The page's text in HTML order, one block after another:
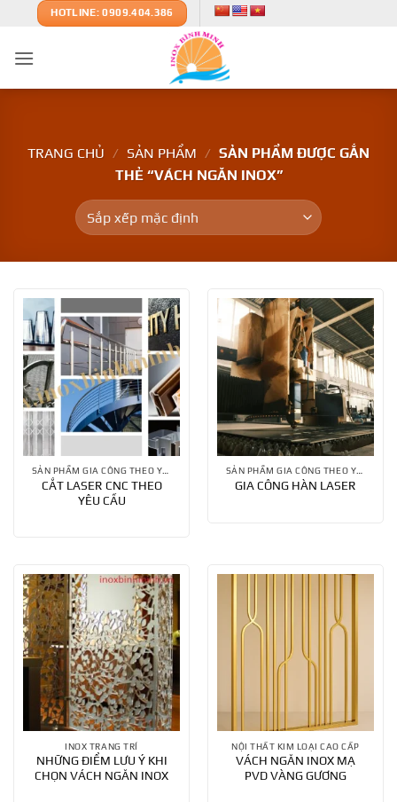
nội
HOTLINE: 0909.404.386
TRANG CHỦ / SẢN PHẨM / SẢN PHẨM ĐƯỢC GẮN
THẺ “VÁCH NGĂN INOX”
CẮT LASER CNC THEO
YÊU CẦU
GIA CÔNG HÀN LASER
INOX TRANG TRÍ
NHỮNG ĐIỂM LƯU Ý KHI
CHỌN VÁCH NGĂN INOX
NỘI THẤT KIM LOẠI CAO CẤP
VÁCH NGĂN INOX MẠ
PVD VÀNG GƯƠNG